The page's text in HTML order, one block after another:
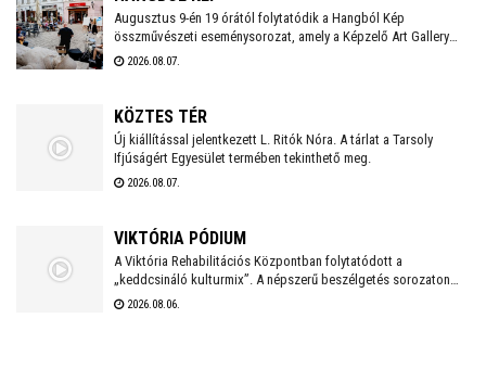
ingyenes koncertek várják a fehérváriakat és minden kedves
vendéget.
Augusztus 9-én 19 órától folytatódik a Hangból Kép
összművészeti eseménysorozat, amely a Képzelő Art Gallery
művészeti közösségéhez kapcsolódó kezdeményezésként,
2026.08.07.
KÖZTES TÉR
Új kiállítással jelentkezett L. Ritók Nóra. A tárlat a Tarsoly
Ifjúságért Egyesület termében tekinthető meg.
2026.08.07.
VIKTÓRIA PÓDIUM
A Viktória Rehabilitációs Központban folytatódott a
„keddcsináló kulturmix”. A népszerű beszélgetés sorozaton
ezúttal is kivételes vendégek tisztelték meg a Viktória Pódium
2026.08.06.